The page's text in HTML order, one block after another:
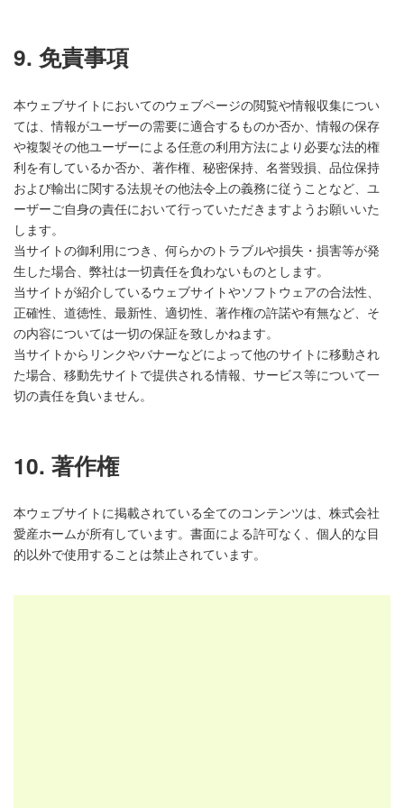
9. 免責事項
本ウェブサイトにおいてのウェブページの閲覧や情報収集につい
ては、情報がユーザーの需要に適合するものか否か、情報の保存
や複製その他ユーザーによる任意の利用方法により必要な法的権
利を有しているか否か、著作権、秘密保持、名誉毀損、品位保持
および輸出に関する法規その他法令上の義務に従うことなど、ユ
ーザーご自身の責任において行っていただきますようお願いいた
します。
当サイトの御利用につき、何らかのトラブルや損失・損害等が発
生した場合、弊社は一切責任を負わないものとします。
当サイトが紹介しているウェブサイトやソフトウェアの合法性、
正確性、道徳性、最新性、適切性、著作権の許諾や有無など、そ
の内容については一切の保証を致しかねます。
当サイトからリンクやバナーなどによって他のサイトに移動され
た場合、移動先サイトで提供される情報、サービス等について一
切の責任を負いません。
10. 著作権
本ウェブサイトに掲載されている全てのコンテンツは、株式会社
愛産ホームが所有しています。書面による許可なく、個人的な目
的以外で使用することは禁止されています。